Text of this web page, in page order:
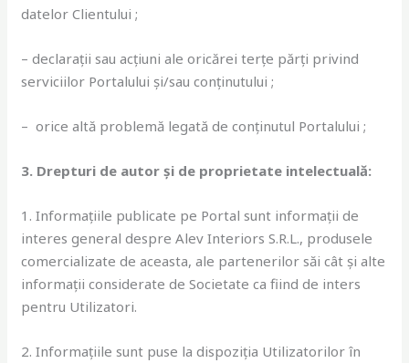
datelor Clientului ;
– declarații sau acțiuni ale oricărei terțe părți privind
serviciilor Portalului și/sau conținutului ;
– orice altă problemă legată de conținutul Portalului ;
3. Drepturi de autor și de proprietate intelectuală:
1. Informațiile publicate pe Portal sunt informații de
interes general despre Alev Interiors S.R.L., produsele
comercializate de aceasta, ale partenerilor săi cât și alte
informații considerate de Societate ca fiind de inters
pentru Utilizatori.
2. Informațiile sunt puse la dispoziția Utilizatorilor în